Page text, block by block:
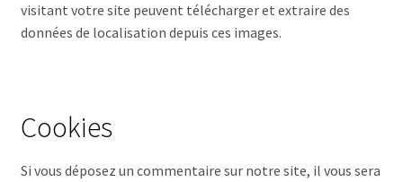
visitant votre site peuvent télécharger et extraire des
données de localisation depuis ces images.
Cookies
Si vous déposez un commentaire sur notre site, il vous sera